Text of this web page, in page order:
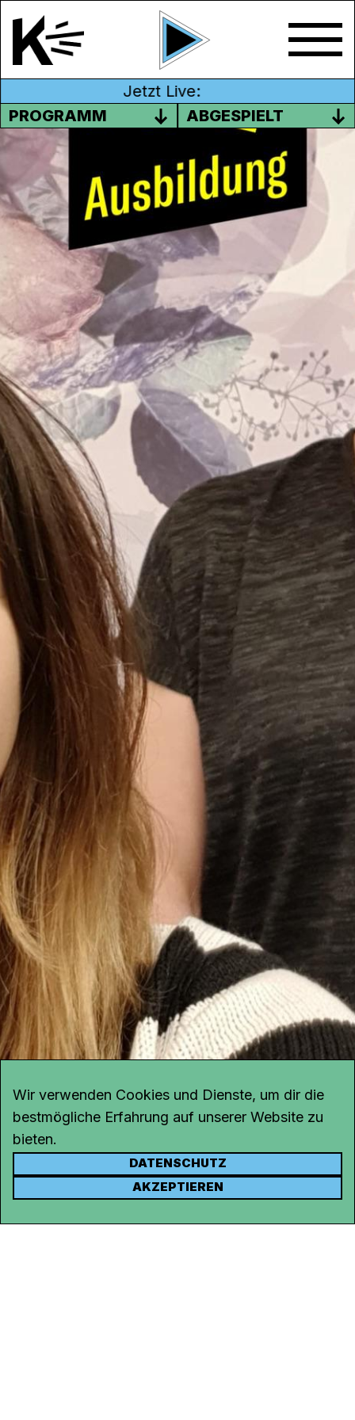
Jetzt Live:
PROGRAMM
ABGESPIELT
AKZENT – EVEN MEIER ÜBER
GENDERNEUTRALITÄT
31. Januar 2020
In „Akzent – ein Gast, eine Geschichte“
erzählt eine bekannte oder unbekannte
Persönlichkeit ihre Geschichte und spricht
über das, was sie bewegt. Die
Ausbildungsredaktion stellt Fragen,
diskutiert, hört zu – zwei Wochen lang, von
Montag bis Freitag, jeweils zur Mittags-
Primetime. Even Meier spricht mit
Jacqueline Wechsler darüber, was
genderfree bedeutet und wie sich Evens
Leben in den letzten Jahren positiv
veränderet hat.
Moderation:Jacqueline Wechsler
26:56
KONTAKT
Rohrerstrasse 20
Wir verwenden Cookies und Dienste, um dir die
bestmögliche Erfahrung auf unserer Website zu
bieten.
DATENSCHUTZ
AKZEPTIEREN